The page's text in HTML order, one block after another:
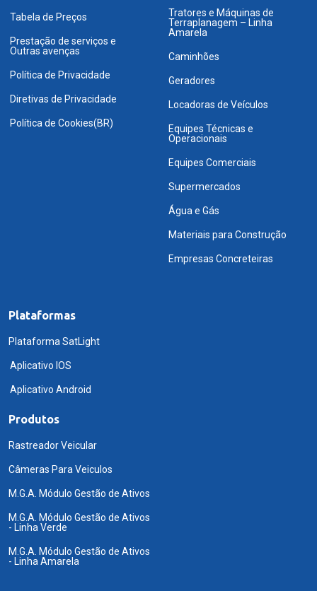
Tabela de Preços
Prestação de serviços e
Outras avenças
Política de Privacidade
Diretivas de Privacidade
Política de Cookies(BR)
Tratores e Máquinas de
Terraplanagem – Linha
Amarela
Caminhões
Geradores
Locadoras de Veículos
Equipes Técnicas e
Operacionais
Equipes Comerciais
Supermercados
Água e Gás
Materiais para Construção
Empresas Concreteiras
Plataformas
Plataforma SatLight
Aplicativo IOS
Aplicativo Android
Produtos
Rastreador Veicular
Câmeras Para Veiculos
M.G.A. Módulo Gestão de Ativos
M.G.A. Módulo Gestão de Ativos
- Linha Verde
M.G.A. Módulo Gestão de Ativos
- Linha Amarela